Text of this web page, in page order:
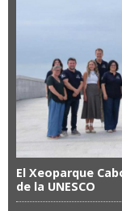
El Xeoparque
de la UNESCO